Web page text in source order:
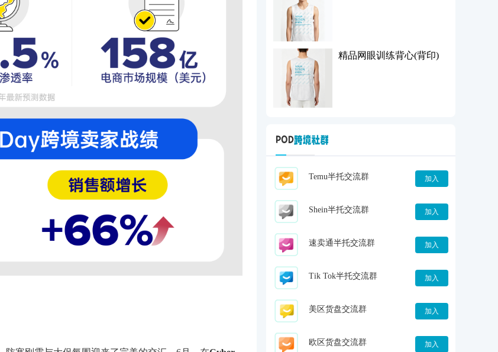
精品网眼训练背心(背印)
Temu半托交流群 加入
Shein半托交流群 加入
速卖通半托交流群 加入
Tik Tok半托交流群 加入
美区货盘交流群 加入
欧区货盘交流群 加入